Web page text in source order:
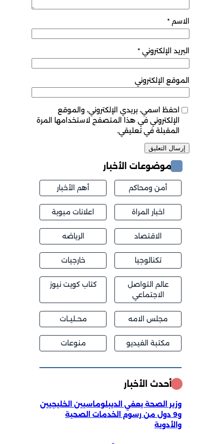
الاسم *
البريد الإلكتروني *
الموقع الإلكتروني
احفظ اسمي، بريدي الإلكتروني، والموقع
الإلكتروني في هذا المتصفح لاستخدامها المرة
المقبلة في تعليقي.
موضوعات الأخبار
أمن ومحاكم أهم الأخبار
اخبار المراة اعلانات مبوبة
الاقتصاد الرياضه
تكنالوجيا خارجيات
عالم التواصل
الاجتماعي
كتاب كويت نيوز
مجلس الامه محــليــات
مكتبة الفيديو منوعات
أحدث الأخبار
وزير الصحة يعفي الديبلوماسيين الخليجيين
و9 دول من رسوم الخدمات الصحية
والأدوية